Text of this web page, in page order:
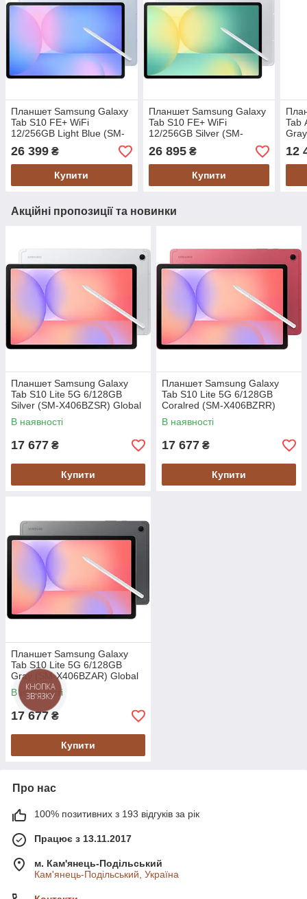
Планшет Samsung Galaxy
Tab S10 FE+ WiFi
12/256GB Light Blue (SM-
X620NLBP) Global version
26 399 ₴
Купити
Планшет Samsung Galaxy
Tab S10 FE+ WiFi
12/256GB Silver (SM-
X620NZSP) Global version
26 895₴
Купити
Tab
12
Акційні пропозиції та новинки
Планшет Samsung Galaxy
Tab S10 Lite 5G 6/128GB
Silver (SM-X406BZSR) Global
version
В наявності
17 677 ₴
Купити
Планшет Samsung Galaxy
Tab S10 Lite 5G 6/128GB
Coralred (SM-X406BZRR)
Global version
В наявності
17 677 ₴
Купити
Планшет Samsung Galaxy
Tab S10 Lite 5G 6/128GB
Gray (SM-X406BZAR) Global
version
В наявності
17 677 ₴
Купити
Про нас
100% позитивних з 193 відгуків за рік
Працює з 13.11.2017
м. Кам'янець-Подільський
Кам'янець-Подільський, Україна